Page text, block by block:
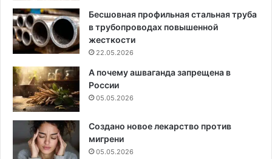
Бесшовная профильная стальная труба
в трубопроводах повышенной
жесткости
22.05.2026
А почему ашваганда запрещена в
России
05.05.2026
Создано новое лекарство против
мигрени
05.05.2026